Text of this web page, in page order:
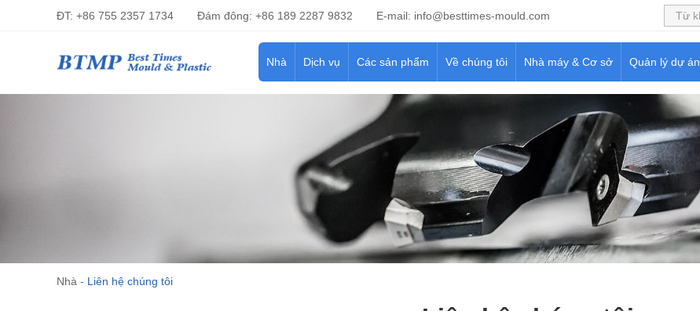
ĐT: +86 755 2357 1734 Đám đông: +86 189 2287 9832 E-mail: info@besttimes-mould.com
Nhà Dịch vụ Các sản phẩm Về chúng tôi Nhà máy & Cơ sở Quản lý dự án
Nhà - Liên hệ chúng tôi